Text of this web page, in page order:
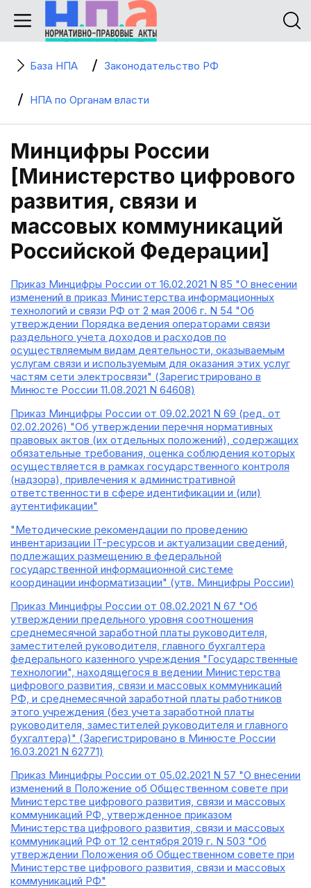
База НПА Законодательство РФ
НПА по Органам власти
Минцифры России
[Министерство цифрового
развития, связи и
массовых коммуникаций
Российской Федерации]
Приказ Минцифры России от 16.02.2021 N 85 "О внесении
изменений в приказ Министерства информационных
технологий и связи РФ от 2 мая 2006 г. N 54 "Об
утверждении Порядка ведения операторами связи
раздельного учета доходов и расходов по
осуществляемым видам деятельности, оказываемым
услугам связи и используемым для оказания этих услуг
частям сети электросвязи" (Зарегистрировано в
Минюсте России 11.08.2021 N 64608)
Приказ Минцифры России от 09.02.2021 N 69 (ред. от
02.02.2026) "Об утверждении перечня нормативных
правовых актов (их отдельных положений), содержащих
обязательные требования, оценка соблюдения которых
осуществляется в рамках государственного контроля
(надзора), привлечения к административной
ответственности в сфере идентификации и (или)
аутентификации"
"Методические рекомендации по проведению
инвентаризации IT-ресурсов и актуализации сведений,
подлежащих размещению в федеральной
государственной информационной системе
координации информатизации" (утв. Минцифры России)
Приказ Минцифры России от 08.02.2021 N 67 "Об
утверждении предельного уровня соотношения
среднемесячной заработной платы руководителя,
заместителей руководителя, главного бухгалтера
федерального казенного учреждения "Государственные
технологии", находящегося в ведении Министерства
цифрового развития, связи и массовых коммуникаций
РФ, и среднемесячной заработной платы работников
этого учреждения (без учета заработной платы
руководителя, заместителей руководителя и главного
бухгалтера)" (Зарегистрировано в Минюсте России
16.03.2021 N 62771)
Приказ Минцифры России от 05.02.2021 N 57 "О внесении
изменений в Положение об Общественном совете при
Министерстве цифрового развития, связи и массовых
коммуникаций РФ, утвержденное приказом
Министерства цифрового развития, связи и массовых
коммуникаций РФ от 12 сентября 2019 г. N 503 "Об
утверждении Положения об Общественном совете при
Министерстве цифрового развития, связи и массовых
коммуникаций РФ"